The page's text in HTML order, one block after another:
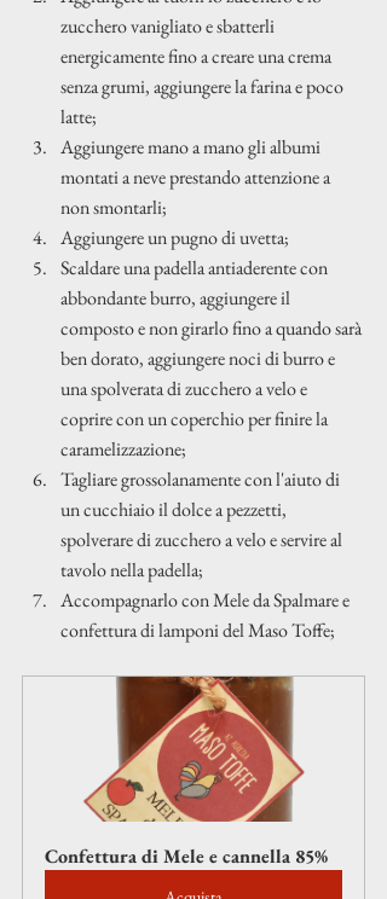
zucchero vanigliato e sbatterli
energicamente fino a creare una crema
senza grumi, aggiungere la farina e poco
latte;
Aggiungere mano a mano gli albumi
montati a neve prestando attenzione a
non smontarli;
Aggiungere un pugno di uvetta;
Scaldare una padella antiaderente con
abbondante burro, aggiungere il
composto e non girarlo fino a quando sarà
ben dorato, aggiungere noci di burro e
una spolverata di zucchero a velo e
coprire con un coperchio per finire la
caramelizzazione;
Tagliare grossolanamente con l'aiuto di
un cucchiaio il dolce a pezzetti,
spolverare di zucchero a velo e servire al
tavolo nella padella;
Accompagnarlo con Mele da Spalmare e
confettura di lamponi del Maso Toffe;
Confettura di Mele e cannella 85%